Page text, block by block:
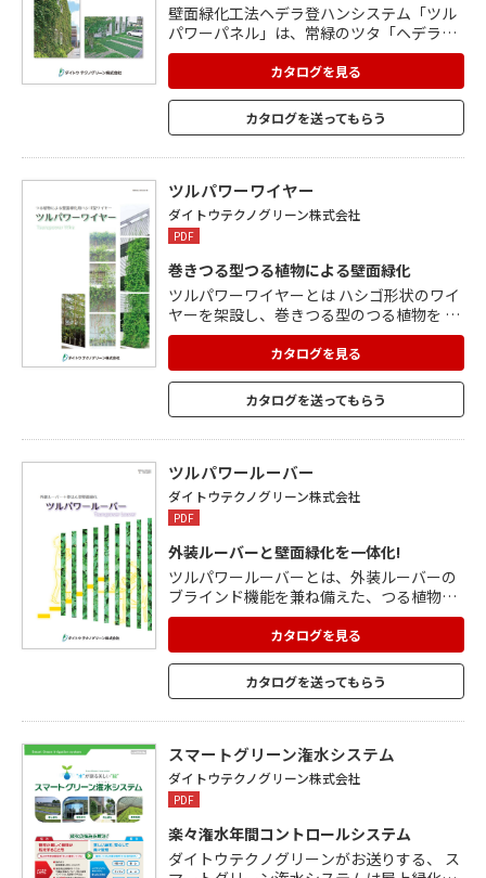
壁面緑化工法ヘデラ登ハンシステム「ツル
パワーパネル」は、常緑のツタ「ヘデラ」
を主体とすることで、四季を通して緑の景
観を保持できる壁面緑化システム。 “早期
被覆”“省メンテナンス”“永続性”を実現。
軽量で既存の構造物にも取付可能。
カタログを見る
カタログを送ってもらう
ツルパワーワイヤー
ダイトウテクノグリーン株式会社
PDF
巻きつる型つる植物による壁面緑化
ツルパワーワイヤーとは ハシゴ形状のワイ
ヤーを架設し、巻きつる型のつる植物を 登
はん生長させる壁面緑化システムです。 1.
室内への採光が可能な壁面緑化 2.緑のブラ
インドとしての緑陰効果 3.ハシゴ形状のワ
イヤーにより植物がからみやすくなり、 植
物の登はん性能が向上 4.テンション調整材
る植物を利用することで緑化面積への算入
が可能 サイズ、仕様図、設置事例などカタ
ログをご覧ください。
カタログを見る
カタログを送ってもらう
ツルパワールーバー
ダイトウテクノグリーン株式会社
PDF
外装ルーバーと壁面緑化を一体化!
ツルパワールーバーとは、外装ルーバーの
ブラインド機能を兼ね備えた、つる植物に
よる登はん型壁面緑化システム。 溝形形状
のルーバーで、内部につる植物が付着登は
んしやすい天然ヤシ繊維マットを装填。 専
用ストリンガーにより取付けが容易に。 付
着型つる植物を用いることで、剪定管理を
物や外装ルーバー表面からの照り返し、輻
射熱を緩和。
カタログを見る
カタログを送ってもらう
スマートグリーン潅水システム
ダイトウテクノグリーン株式会社
PDF
楽々潅水年間コントロールシステム
ダイトウテクノグリーンがお送りする、 ス